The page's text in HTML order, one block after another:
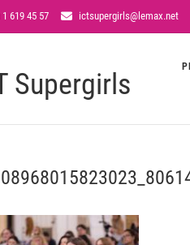
619 45 57 ictsupergirls@lemax.net
Supergirls